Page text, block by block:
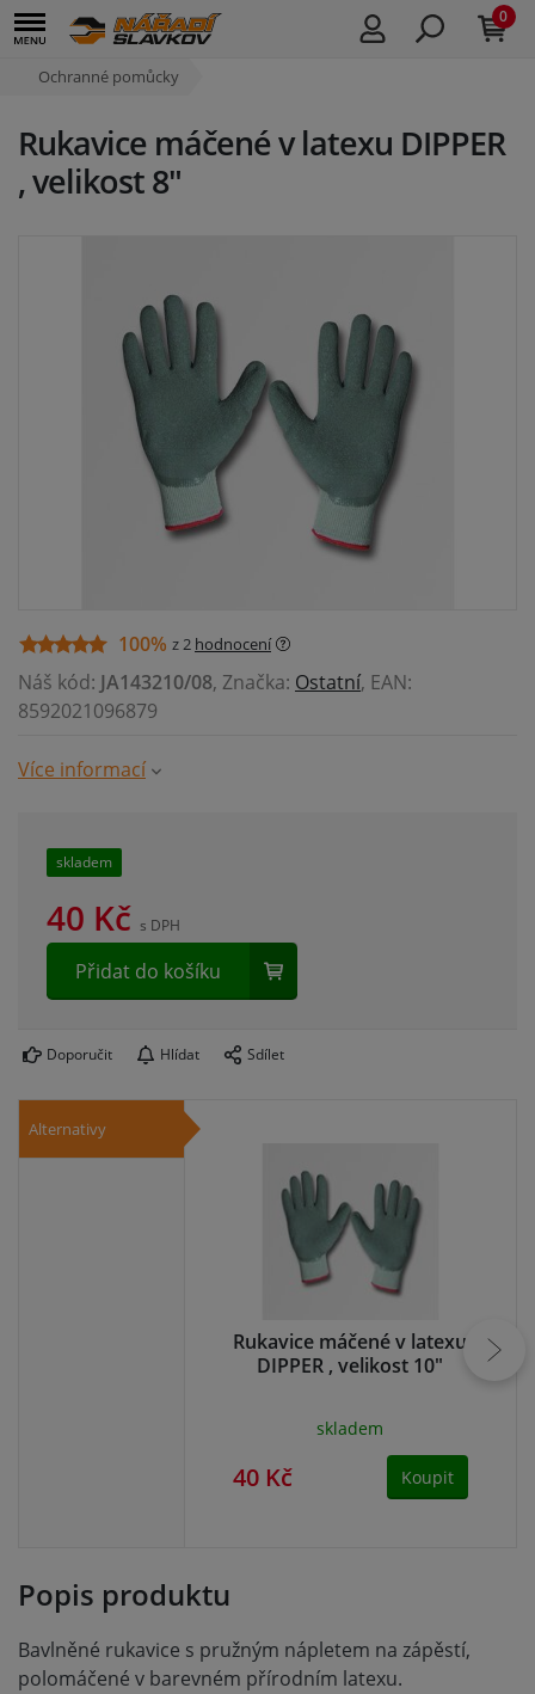
0
Ochranné pomůcky
Rukavice máčené v latexu DIPPER
, velikost 8"
100% z 2 hodnocení
Náš kód: JA143210/08, Značka: Ostatní, EAN:
8592021096879
Více informací
skladem
40 Kč s DPH
Přidat do košíku
Doporučit Hlídat Sdílet
Alternativy
Rukavice máčené v latexu
DIPPER , velikost 10"
skladem
40 Kč Koupit
Popis produktu
Bavlněné rukavice s pružným nápletem na zápěstí,
polomáčené v barevném přírodním latexu.